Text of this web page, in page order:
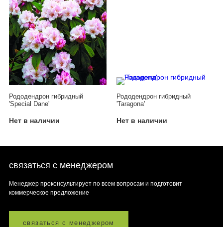
Рододендрон гибридный
'Special Dane'
Нет в наличии
Рододендрон гибридный
'Taragona'
Нет в наличии
связаться с менеджером
Менеджер проконсультирует по всем вопросам и подготовит
коммерческое предложение
связаться с менеджером